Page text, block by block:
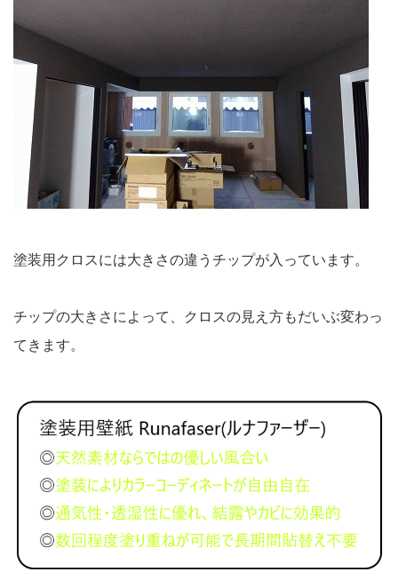
塗装用クロスには大きさの違うチップが入っています。
チップの大きさによって、クロスの見え方もだいぶ変わっ
てきます。